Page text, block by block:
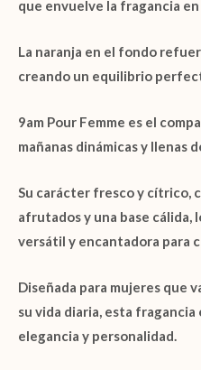
que envuelve la fragancia en
La naranja en el fondo
creando un equilibrio
9am Pour Femme es el
mañanas dinámicas y llenas
Su carácter fresco y cítrico,
afrutados y una base
versátil y encantadora para
Diseñada para mujeres que
su vida diaria, esta fragancia
elegancia y personalidad.